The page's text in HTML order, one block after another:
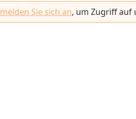
melden Sie sich an, um Zugriff auf